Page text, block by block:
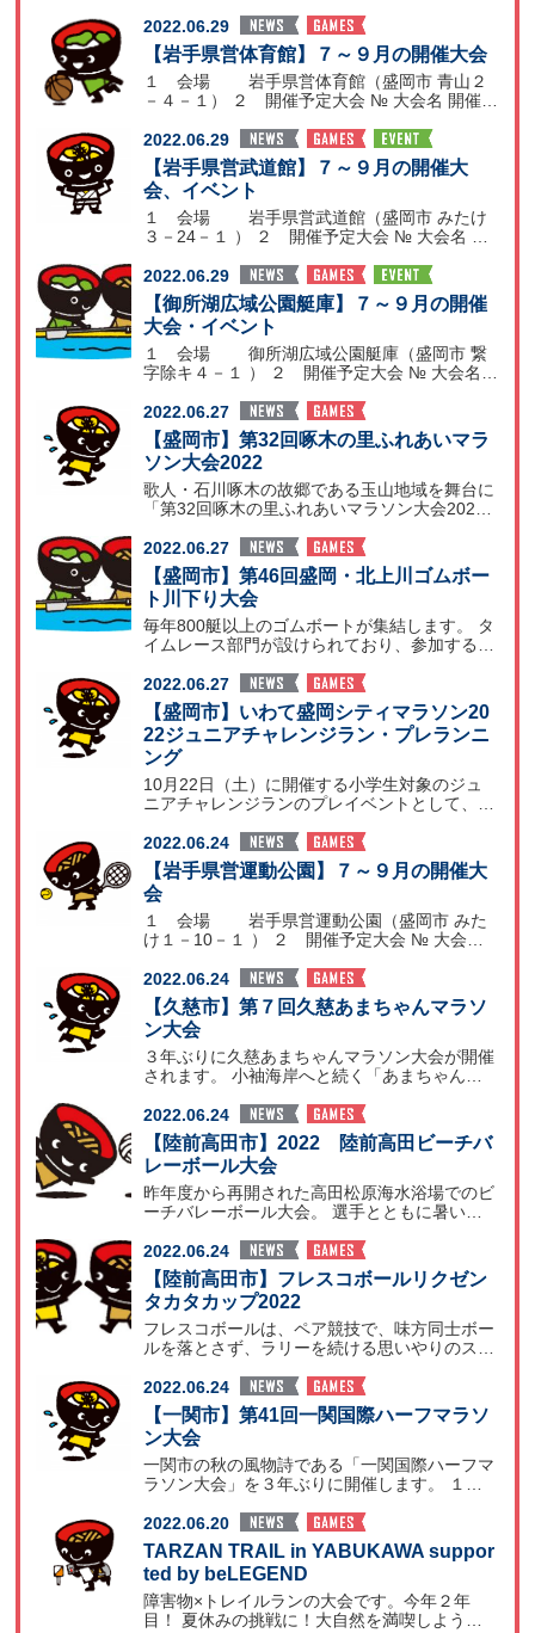
2022.06.29
【岩手県営体育館】７～９月の開催大会
１ 会場 岩手県営体育館（盛岡市 青山２
－４－１） ２ 開催予定大会 № 大会名 開催時
2022.06.29
【岩手県営武道館】７～９月の開催大
会、イベント
１ 会場 岩手県営武道館（盛岡市 みたけ
３－24－１ ） ２ 開催予定大会 № 大会名 開
2022.06.29
【御所湖広域公園艇庫】７～９月の開催
大会・イベント
１ 会場 御所湖広域公園艇庫（盛岡市 繋
字除キ４－１ ） ２ 開催予定大会 № 大会名
2022.06.27
【盛岡市】第32回啄木の里ふれあいマラ
ソン大会2022
歌人・石川啄木の故郷である玉山地域を舞台に
「第32回啄木の里ふれあいマラソン大会202
2022.06.27
【盛岡市】第46回盛岡・北上川ゴムボー
ト川下り大会
毎年800艇以上のゴムボートが集結します。 タ
イムレース部門が設けられており、参加するの
2022.06.27
【盛岡市】いわて盛岡シティマラソン20
22ジュニアチャレンジラン・プレランニ
ング
10月22日（土）に開催する小学生対象のジュ
ニアチャレンジランのプレイベントとして、
2022.06.24
【岩手県営運動公園】７～９月の開催大
会
１ 会場 岩手県営運動公園（盛岡市 みた
け１－10－１ ） ２ 開催予定大会 № 大会名
2022.06.24
【久慈市】第７回久慈あまちゃんマラソ
ン大会
３年ぶりに久慈あまちゃんマラソン大会が開催
されます。 小袖海岸へと続く「あまちゃん街
2022.06.24
【陸前高田市】2022 陸前高田ビーチバ
レーボール大会
昨年度から再開された高田松原海水浴場でのビ
ーチバレーボール大会。 選手とともに暑い夏
2022.06.24
【陸前高田市】フレスコボールリクゼン
タカタカップ2022
フレスコボールは、ペア競技で、味方同士ボー
ルを落とさず、ラリーを続ける思いやりのスポ
2022.06.24
【一関市】第41回一関国際ハーフマラソ
ン大会
一関市の秋の風物詩である「一関国際ハーフマ
ラソン大会」を３年ぶりに開催します。 １
2022.06.20
TARZAN TRAIL in YABUKAWA suppor
ted by beLEGEND
障害物×トレイルランの大会です。今年２年
目！ 夏休みの挑戦に！大自然を満喫しよう！